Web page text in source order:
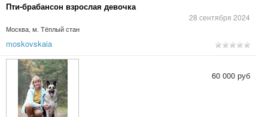
Пти-брабансон взрослая девочка
28 сентября 2024
Москва, м. Тёплый стан
moskovskaia
60 000 руб